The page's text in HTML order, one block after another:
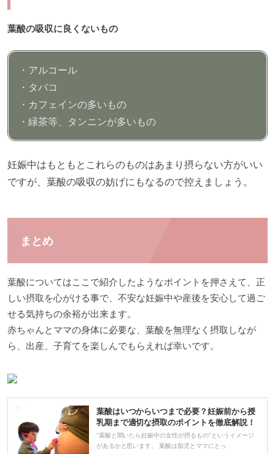
葉酸の吸収に良くないもの
・アルコール
・タバコ
・カフェインの多いもの
・緑茶等、タンニンが多いもの
妊娠中はもともとこれらのものはあまり摂らない方がいい
ですが、葉酸の吸収の妨げにもなるので控えましょう。
まとめ
葉酸についてはここで紹介したようなポイントを押さえて、正
しい摂取を心がける事で、不安な妊娠中や産後を安心して過ご
せる気持ちの余裕が出来ます。
赤ちゃんとママの身体に必要な、葉酸を無理なく摂取しなが
ら、出産、子育てを楽しんでもらえれば幸いです。
葉酸はいつからいつまで必要？妊娠前から授
乳期まで適切な摂取のポイントを徹底解説！
“葉酸と聞いたら妊娠中の女性が摂るもの”というイメージ
があるかと思います。 葉酸は胎児とママにとっ